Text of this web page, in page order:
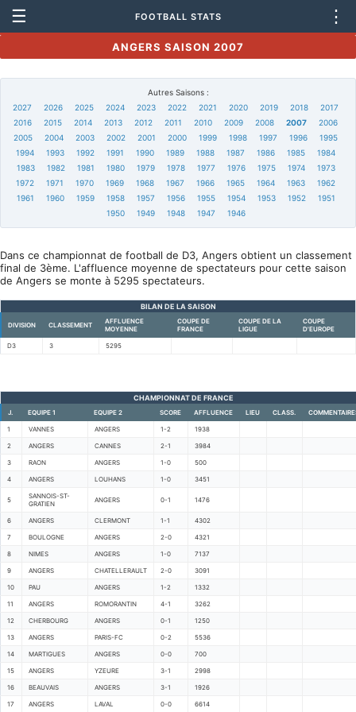
☰ FOOTBALL STATS ⋮
ANGERS SAISON 2007
Autres Saisons :
2027
2026 2025 2024 2023 2022 2021 2020 2019 2018
2017
2016
2015 2014 2013 2012 2011 2010 2009 2008 2007
2006
2005
2004 2003 2002 2001 2000 1999 1998 1997 1996
1995
1994
1993 1992 1991 1990 1989 1988 1987 1986 1985
1984
1983
1982 1981 1980 1979 1978 1977 1976 1975 1974
1973
1972
1971 1970 1969 1968 1967 1966 1965 1964 1963
1962
1961
1960 1959 1958 1957 1956 1955 1954 1953 1952
1951
1950
1949 1948 1947 1946
Dans ce championnat de football de D3, Angers obtient un classement
final de 3ème. L'affluence moyenne de spectateurs pour cette saison
de Angers se monte à 5295 spectateurs.
BILAN DE LA SAISON
DIVISION CLASSEMENT
AFFLUENCE
MOYENNE
COUPE DE
FRANCE
COUPE DE LA
LIGUE
COUPE
D'EUROPE
D3 3 5295
CHAMPIONNAT DE FRANCE
J. EQUIPE 1 EQUIPE 2 SCORE AFFLUENCE LIEU CLASS.
1 VANNES ANGERS 1-2 1938
2 ANGERS CANNES 2-1 3984
3 RAON ANGERS 1-0 500
4 ANGERS LOUHANS 1-0 3451
5
SANNOIS-ST-
GRATIEN
ANGERS 0-1 1476
6 ANGERS CLERMONT 1-1 4302
7 BOULOGNE ANGERS 2-0 4321
8 NIMES ANGERS 1-0 7137
9 ANGERS CHATELLERAULT 2-0 3091
10 PAU ANGERS 1-2 1332
11 ANGERS ROMORANTIN 4-1 3262
12 CHERBOURG ANGERS 0-1 1250
13 ANGERS PARIS-FC 0-2 5536
14 MARTIGUES ANGERS 0-0 700
15 ANGERS YZEURE 3-1 2998
16 BEAUVAIS ANGERS 3-1 1926
17 ANGERS LAVAL 0-0 6614